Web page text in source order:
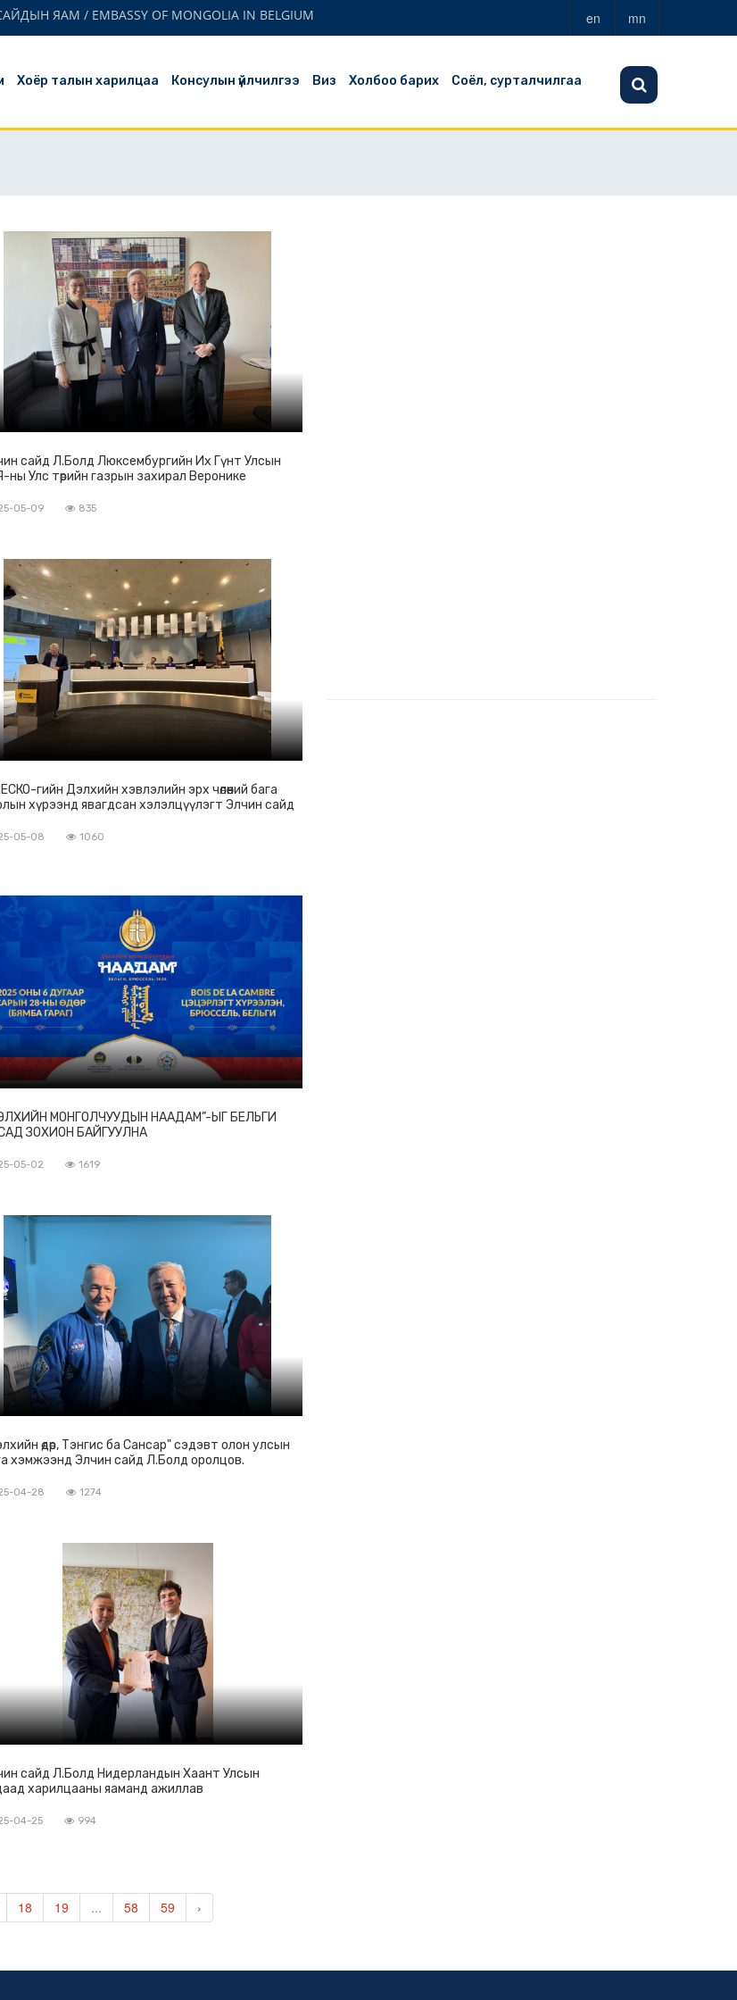
ЯАМ / EMBASSY OF MONGOLIA IN BELGIUM en mn
Хоёр талын харилцаа Консулын үйлчилгээ Виз Холбоо барих Соёл, сурталчилгаа
сайд Л.Болд Люксембургийн Их Гүнт Улсын
ны Улс төрийн газрын захирал Веронике
05-09 835
гийн Дэлхийн хэвлэлийн эрх чөлөөний бага
хүрээнд явагдсан хэлэлцүүлэгт Элчин сайд
05-08 1060
МОНГОЛЧУУДЫН НААДАМ”-ЫГ БЕЛЬГИ
ЗОХИОН БАЙГУУЛНА
05-02 1619
өдөр, Тэнгис ба Сансар" сэдэвт олон улсын
хэмжээнд Элчин сайд Л.Болд оролцов.
04-28 1274
сайд Л.Болд Нидерландын Хаант Улсын
харилцааны яаманд ажиллав
04-25 994
18 19 ... 58 59 ›